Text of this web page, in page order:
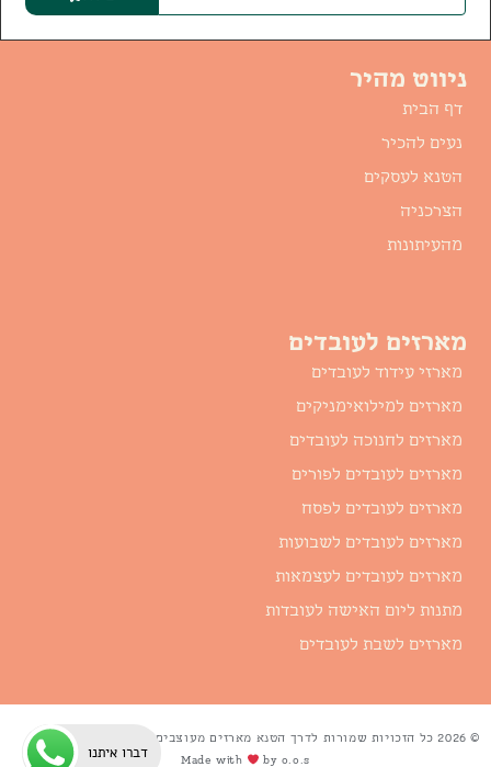
ניווט מהיר
דף הבית
נעים להכיר
הטנא לעסקים
הצרכניה
מהעיתונות
מארזים לעובדים
מארזי עידוד לעובדים
מארזים למילואימניקים
מארזים לחנוכה לעובדים
מארזים לעובדים לפורים
מארזים לעובדים לפסח
מארזים לעובדים לשבועות
מארזים לעובדים לעצמאות
מתנות ליום האישה לעובדות
מארזים לשבת לעובדים
© 2026 כל הזכויות שמורות לדרך הטנא מארזים מעוצבים
Made with
by o.o.s דברו איתנו